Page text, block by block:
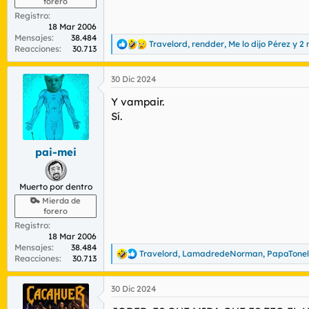
Registro
18 Mar 2006
Mensajes
38.484
Reacciones
30.713
R
e
a
c
i
o
Travelord, rendder, Me lo dijo Pérez y 2
pai-mei
Muerto por dentro
Mierda de
forero
Registro
18 Mar 2006
Mensajes
38.484
Reacciones
30.713
30 Dic 2024
Y vampair.
Sí.
R
e
a
c
Travelord, LamadredeNorman, PapaTonel
30 Dic 2024